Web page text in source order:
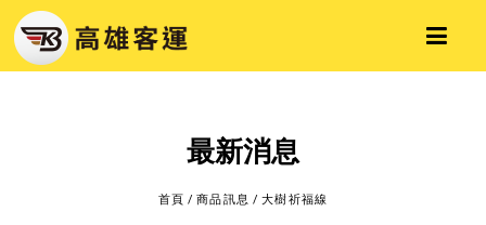
最新消息
首頁 /商品訊息 /大樹祈福線